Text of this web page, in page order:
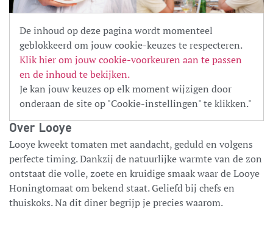
De inhoud op deze pagina wordt momenteel
geblokkeerd om jouw cookie-keuzes te respecteren.
Klik hier om jouw cookie-voorkeuren aan te passen
en de inhoud te bekijken.
Je kan jouw keuzes op elk moment wijzigen door
onderaan de site op "Cookie-instellingen" te klikken."
Over Looye
Looye kweekt tomaten met aandacht, geduld en volgens
perfecte timing. Dankzij de natuurlijke warmte van de zon
ontstaat die volle, zoete en kruidige smaak waar de Looye
Honingtomaat om bekend staat. Geliefd bij chefs en
thuiskoks. Na dit diner begrijp je precies waarom.